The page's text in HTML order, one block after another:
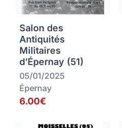
Salon des
Antiquités
Militaires
d’Épernay (51)
05/01/2025
Épernay
6.00€